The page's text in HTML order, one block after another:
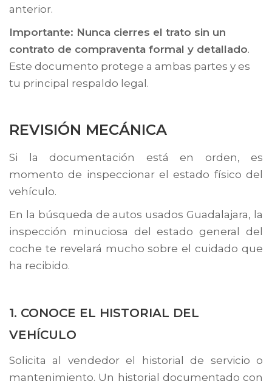
anterior.
Importante: Nunca cierres el trato sin un
contrato de compraventa formal y detallado.
Este documento protege a ambas partes y es
tu principal respaldo legal.
REVISIÓN MECÁNICA
Si la documentación está en orden, es
momento de inspeccionar el estado físico del
vehículo.
En la búsqueda deautos usados Guadalajara, la
inspección minuciosa del estado general del
coche te revelará mucho sobre el cuidado que
ha recibido.
1. CONOCE EL HISTORIAL DEL
VEHÍCULO
Solicita al vendedor el historial de servicio o
mantenimiento. Un historial documentado con